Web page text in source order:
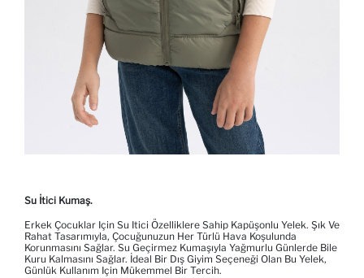
Su İtici Kumaş.
Erkek Çocuklar Için Su Itici Özelliklere Sahip Kapüşonlu Yelek. Şık Ve
Rahat Tasarımıyla, Çocuğunuzun Her Türlü Hava Koşulunda
Korunmasını Sağlar. Su Geçirmez Kumaşıyla Yağmurlu Günlerde Bile
Kuru Kalmasını Sağlar. İdeal Bir Dış Giyim Seçeneği Olan Bu Yelek,
Günlük Kullanım Için Mükemmel Bir Tercih.